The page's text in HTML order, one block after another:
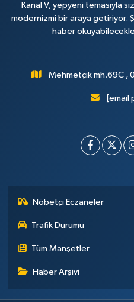
Kanal V, yepyeni temasıyla
modernizmi bir araya getiriyor.
haber
Mehmetçik mh.69C ,
[email
Nöbetçi Eczaneler
Trafik Durumu
Tüm Manşetler
Haber Arşivi